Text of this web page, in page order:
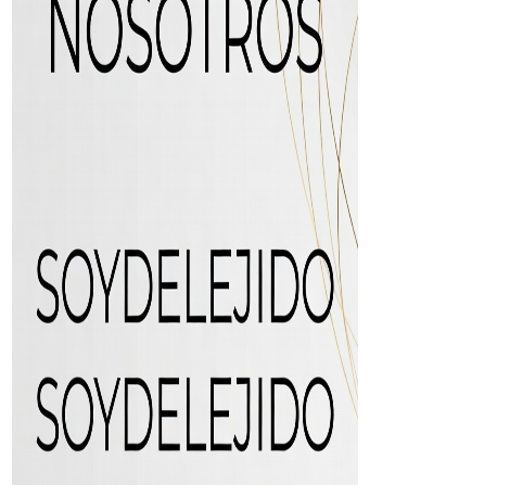
de RD$118 millones y modernización total de la red en